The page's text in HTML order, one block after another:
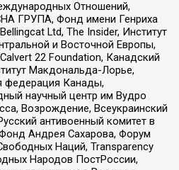
Отношений,
ГРУПА, Фонд имени Генриха
Ltd, The Insider, Институт
и Восточной Европы,
22 Foundation, Канадский
Макдональда-Лорье,
федерация Канады,
научный центр им Вудро
Возрождение, Всеукраинский
антивоенный комитет в
Андрея Сахарова, Форум
Наций, Transparеncy
Народов ПостРоссии,